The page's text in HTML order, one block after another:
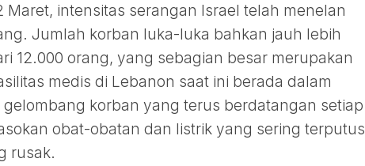
intensitas serangan Israel telah menelan
Jumlah korban luka-luka bahkan jauh lebih
12.000 orang, yang sebagian besar merupakan
medis di Lebanon saat ini berada dalam
korban yang terus berdatangan setiap
obat-obatan dan listrik yang sering terputus
rusak.